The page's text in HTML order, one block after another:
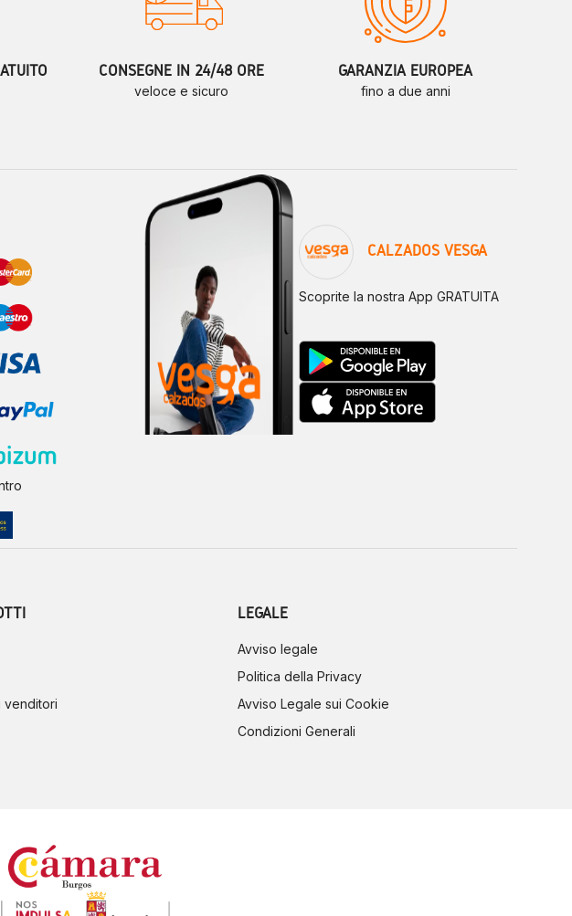
CONSEGNE IN 24/48 ORE
veloce e sicuro
GARANZIA EUROPEA
fino a due anni
CALZADOS VESGA
Scoprite la nostra App GRATUITA
venditori
LEGALE
Avviso legale
Politica della Privacy
Avviso Legale sui Cookie
Condizioni Generali